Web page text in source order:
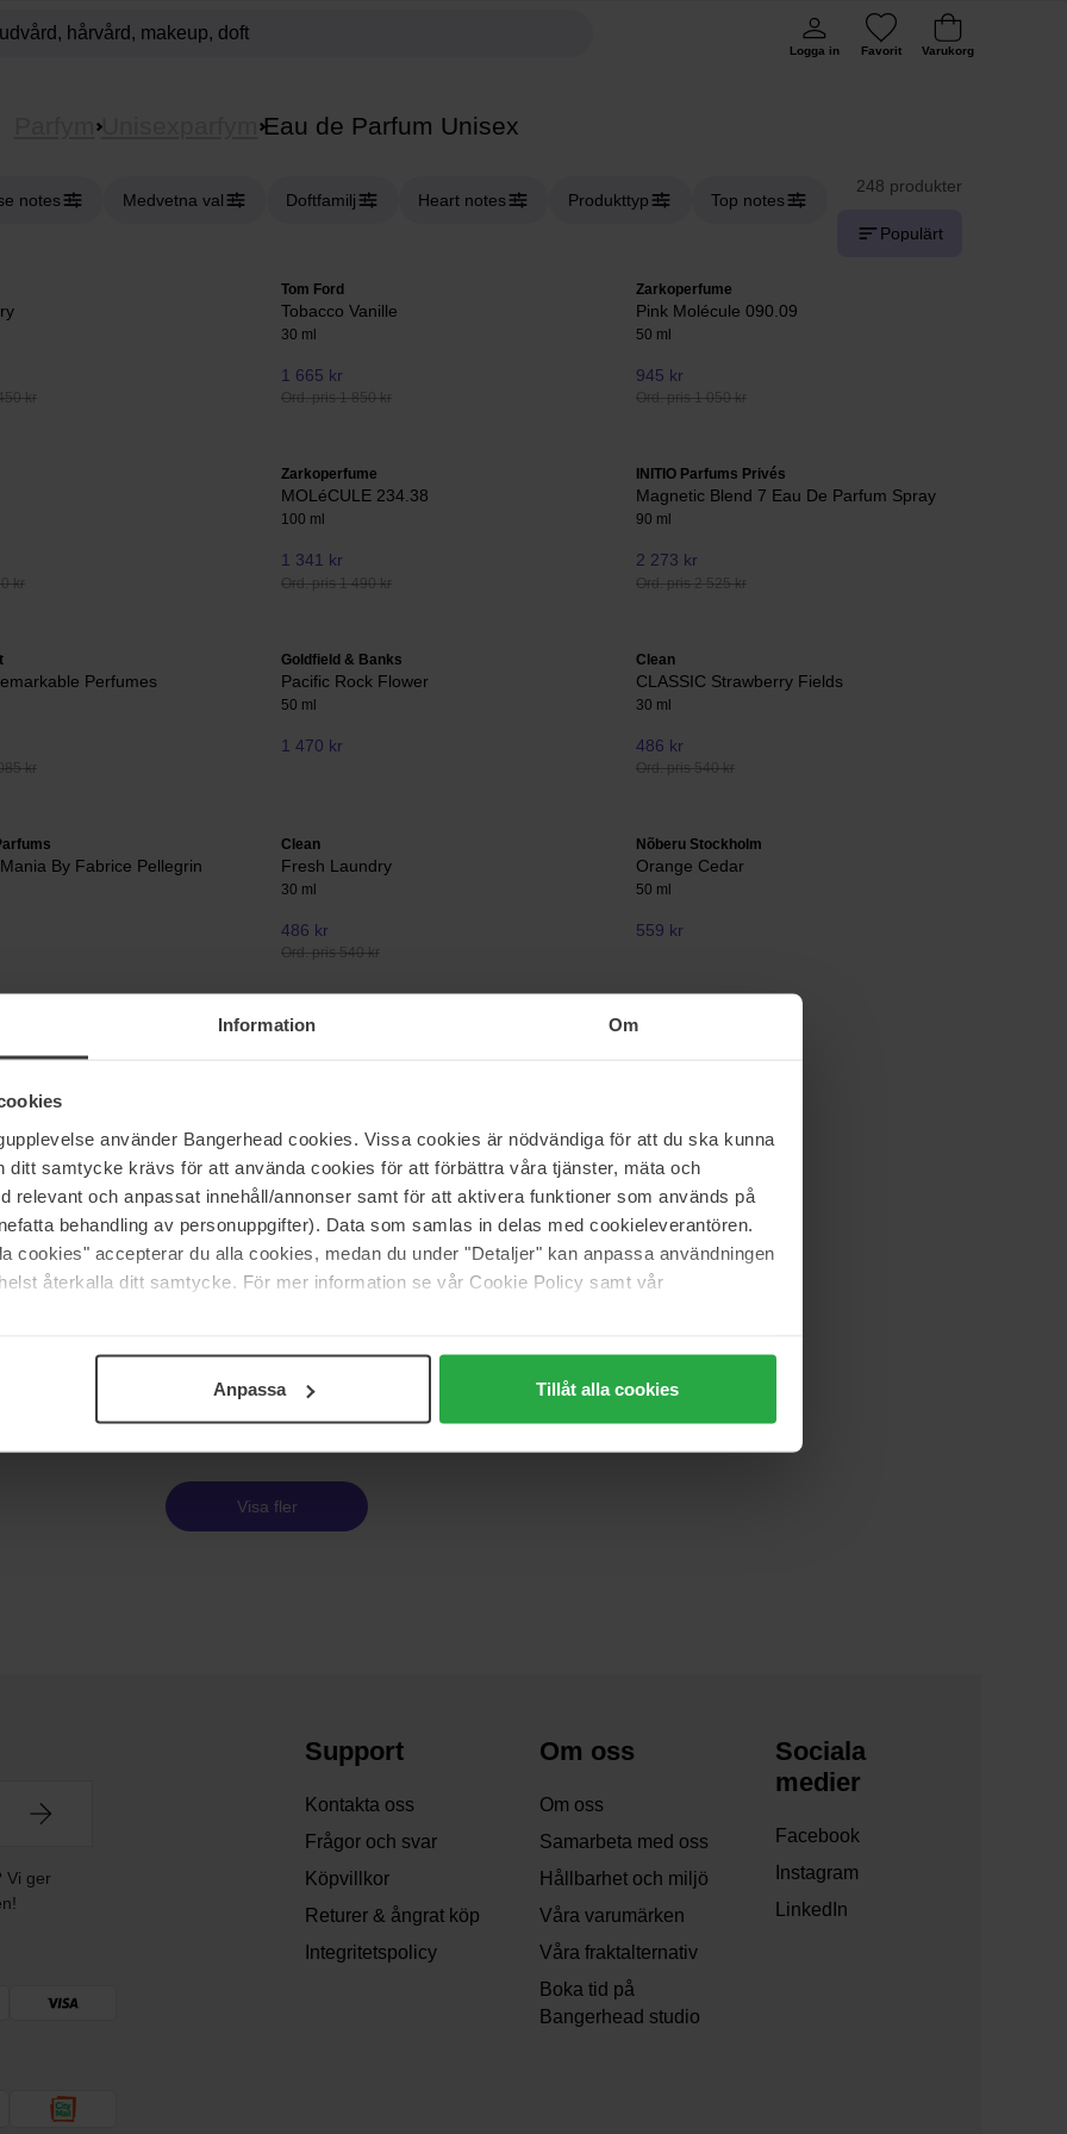
Information Om
använder Bangerhead cookies. Vissa cookies är nödvändiga för att du ska kunna
ditt samtycke krävs för att använda cookies för att förbättra våra tjänster, mäta och
relevant och anpassat innehåll/annonser samt för att aktivera funktioner som används på
behandling av personuppgifter). Data som samlas in delas med cookieleverantören.
cookies" accepterar du alla cookies, medan du under "Detaljer" kan anpassa användningen
återkalla ditt samtycke. För mer information se vår Cookie Policy samt vår
Anpassa Tillåt alla cookies
Logga in Favorit Varukorg
Unisexparfym Eau de Parfum Unisex
notes Medvetna val Doftfamilj Heart notes Produkttyp Top notes
248 produkter
Populärt
kr
Tom Ford
Tobacco Vanille
30 ml
1 665 kr
Ord. pris 1 850 kr
Zarkoperfume
Pink Molécule 090.09
50 ml
945 kr
Ord. pris 1 050 kr
kr
Zarkoperfume
MOLéCULE 234.38
100 ml
1 341 kr
Ord. pris 1 490 kr
INITIO Parfums Privés
Magnetic Blend 7 Eau De Parfum Spray
90 ml
2 273 kr
Ord. pris 2 525 kr
Perfumes
kr
Goldfield & Banks
Pacific Rock Flower
50 ml
1 470 kr
Clean
CLASSIC Strawberry Fields
30 ml
486 kr
Ord. pris 540 kr
By Fabrice Pellegrin
Clean
Fresh Laundry
30 ml
486 kr
Ord. pris 540 kr
Nõberu Stockholm
Orange Cedar
50 ml
559 kr
Privés Tom Ford
Ord. pris 2 900 kr
Sisley
Ord. pris 1 160 kr
Privés Tom Ford
Oud Minérale
50 ml
Clean
Warm Cotton
60 ml
Sida 1 av 11
Visa fler
Vi ger
Support
Kontakta oss
Frågor och svar
Köpvillkor
Returer & ångrat köp
Integritetspolicy
Om oss
Om oss
Samarbeta med oss
Hållbarhet och miljö
Våra varumärken
Våra fraktalternativ
Boka tid på
Bangerhead studio
Sociala
medier
Facebook
Instagram
LinkedIn